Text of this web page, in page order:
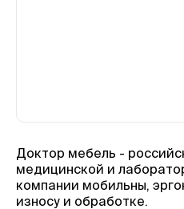
Доктор мебель -
медицинской и
компании мобильны,
износу и обработке.